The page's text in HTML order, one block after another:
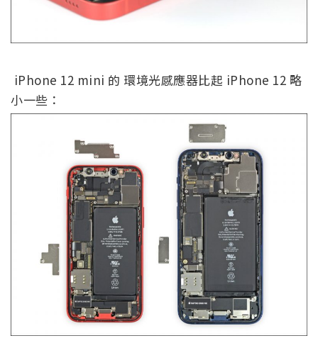
iPhone 12 mini 的 環境光感應器比起 iPhone 12 略
小一些：